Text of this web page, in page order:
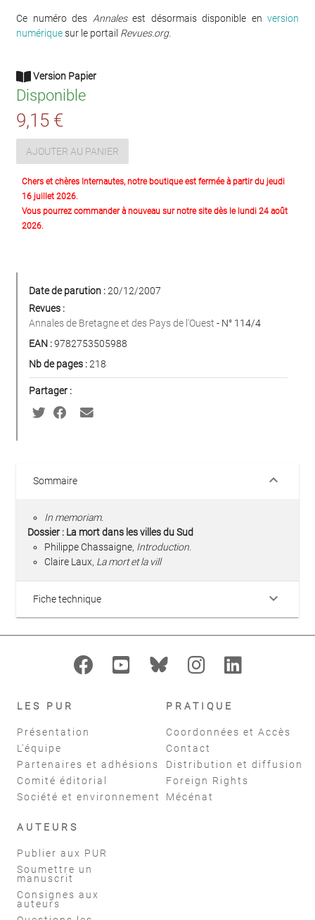
Ce numéro des Annalesest désormais disponible en version
numériquesur le portail Revues.org.
Version Papier
Disponible
9,15 €
AJOUTER AU PANIER
Chers et chères Internautes, notre boutique est fermée à partir du jeudi
16 juillet 2026.
Vous pourrez commander à nouveau sur notre site dès le lundi 24 août
2026.
Date de parution :20/12/2007
Revues :
Annales de Bretagne et des Pays de l'Ouest - N° 114/4
EAN :9782753505988
Nb de pages :218
Partager :
Sommaire keyboard_arrow_down
In memoriam.
Dossier : La mort dans les villes du Sud
Philippe Chassaigne, Introduction.
Claire Laux, La mort et la vill
Fiche technique keyboard_arrow_down
LES PUR
Présentation
L'équipe
Partenaires et adhésions
Comité éditorial
Société et environnement
PRATIQUE
Coordonnées et Accès
Contact
Distribution et diffusion
Foreign Rights
Mécénat
AUTEURS
Publier aux PUR
Soumettre un
manuscrit
Consignes aux
auteurs